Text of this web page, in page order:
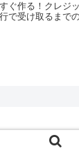
ぐ作る！クレジッ
で受け取るまで